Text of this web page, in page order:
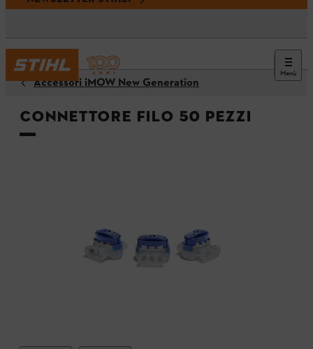
Menù
Accessori iMOW New Generation
Connettore filo 50 pezzi